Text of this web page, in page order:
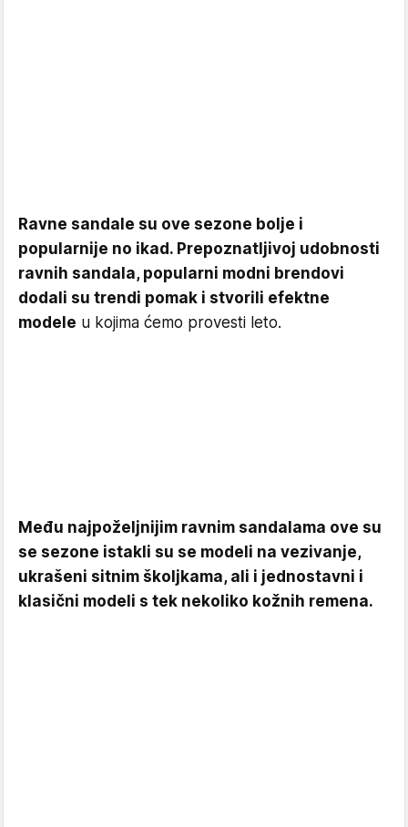
Ravne sandale su ove sezone bolje i
popularnije no ikad. Prepoznatljivoj udobnosti
ravnih sandala, popularni modni brendovi
dodali su trendi pomak i stvorili efektne
modele u kojima ćemo provesti leto.
Među najpoželjnijim ravnim sandalama ove su
se sezone istakli su se modeli na vezivanje,
ukrašeni sitnim školjkama, ali i jednostavni i
klasični modeli s tek nekoliko kožnih remena.